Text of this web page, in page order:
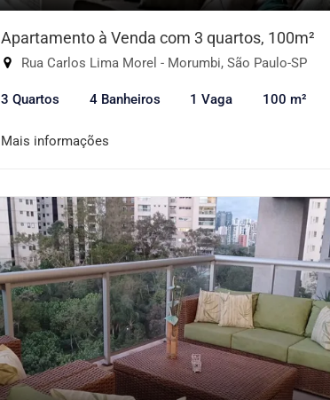
Apartamento à Venda com 3 quartos, 100m²
Rua Carlos Lima Morel - Morumbi, São Paulo-SP
3 Quartos 4 Banheiros 1 Vaga 100 m²
Mais informações